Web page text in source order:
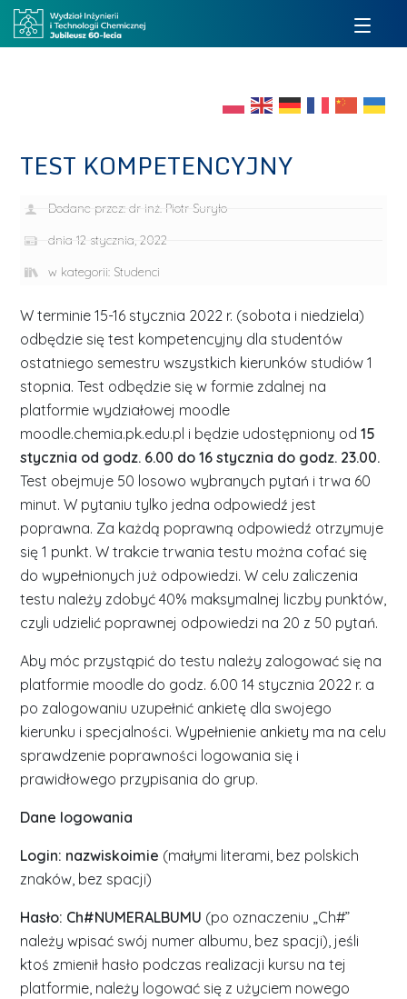
TEST KOMPETENCYJNY
Dodane przez: dr inż. Piotr Suryło
dnia 12 stycznia, 2022
w kategorii: Studenci
W terminie 15-16 stycznia 2022 r. (sobota i niedziela)
odbędzie się test kompetencyjny dla studentów
ostatniego semestru wszystkich kierunków studiów 1
stopnia. Test odbędzie się w formie zdalnej na
platformie wydziałowej moodle
moodle.chemia.pk.edu.pl i będzie udostępniony od15
stycznia od godz. 6.00 do 16 stycznia do godz. 23.00.
Test obejmuje 50 losowo wybranych pytań i trwa 60
minut. W pytaniu tylko jedna odpowiedź jest
poprawna. Za każdą poprawną odpowiedź otrzymuje
się 1 punkt. W trakcie trwania testu można cofać się
do wypełnionych już odpowiedzi. W celu zaliczenia
testu należy zdobyć 40% maksymalnej liczby punktów,
czyli udzielić poprawnej odpowiedzi na 20 z 50 pytań.
Aby móc przystąpić do testu należy zalogować się na
platformie moodle do godz. 6.00 14 stycznia 2022 r. a
po zalogowaniu uzupełnić ankietę dla swojego
kierunku i specjalności. Wypełnienie ankiety ma na celu
sprawdzenie poprawności logowania się i
prawidłowego przypisania do grup.
Dane logowania
Login: nazwiskoimie (małymi literami, bez polskich
znaków, bez spacji)
Hasło: Ch#NUMERALBUMU (po oznaczeniu „Ch#”
należy wpisać swój numer albumu, bez spacji), jeśli
ktoś zmienił hasło podczas realizacji kursu na tej
platformie, należy logować się z użyciem nowego